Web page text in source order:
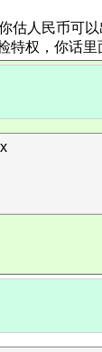
估人民币可
特权，你话里